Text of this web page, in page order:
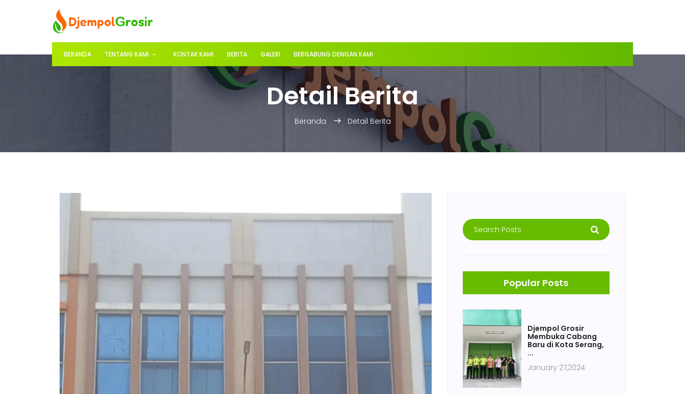
BERANDA TENTANG KAMI KONTAK KAMI BERITA GALERI BERGABUNG DENGAN KAMI
Detail Berita
Beranda Detail Berita
Popular Posts
Djempol Grosir
Membuka Cabang
Baru di Kota Serang,
...
January 27,2024